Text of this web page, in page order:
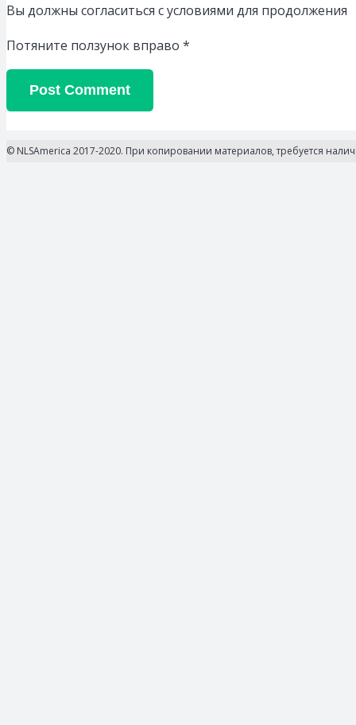
Вы должны согласиться с условиями для продолжения
Потяните ползунок вправо *
Post Comment
© NLSAmerica 2017-2020. При копировании материалов, требуется